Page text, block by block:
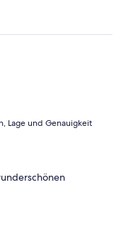
uns, dass bereits
Abreise weiter
ist die
Hausmeister
er sich nicht wie
des
Bedanken
des Problems
haben wir
für uns ergaben.
der Anreisehinweise
handelt, sind keine
Lage und Genauigkeit